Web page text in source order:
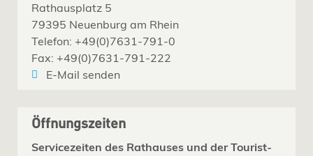
Rathausplatz 5
79395 Neuenburg am Rhein
Telefon: +49(0)7631-791-0
Fax: +49(0)7631-791-222
E-Mail senden
Öffnungszeiten
Servicezeiten des Rathauses und der Tourist-